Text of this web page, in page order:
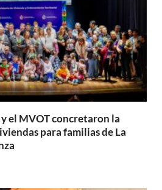
el MVOT concretaron la
para familias de La